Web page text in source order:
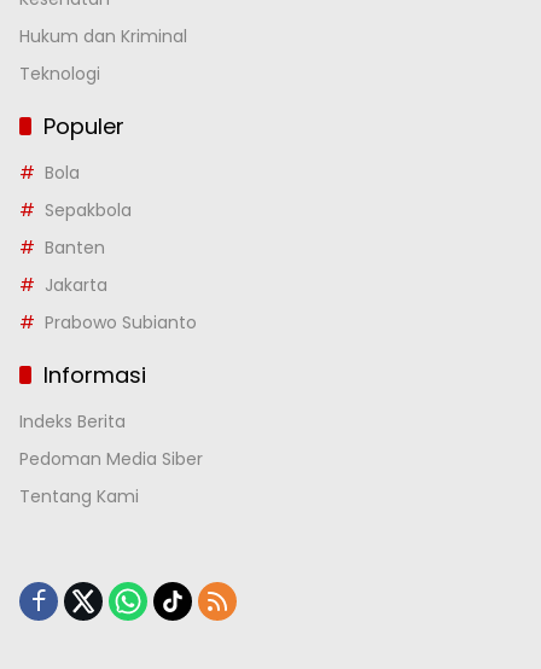
Hukum dan Kriminal
Teknologi
Populer
Bola
Sepakbola
Banten
Jakarta
Prabowo Subianto
Informasi
Indeks Berita
Pedoman Media Siber
Tentang Kami